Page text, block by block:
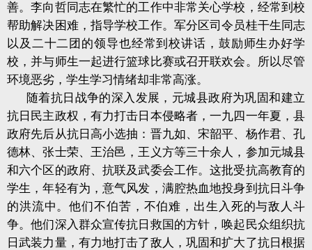
善。李向哲同志在繁忙的工作中非常关心学校，经常到校
帮助解决困难，指导学校工作。军分区司令员桂干生同志
以及二十二团的领导也经常到校讲话，鼓励师生办好学
校，并与师生一起进行篮球比赛或召开联欢会。所以尽管
环境恶劣，学生学习情绪却非常高涨。
随着抗日战争的深入发展，元城县政府为巩固和建立
抗日民主政权，有力打击日本侵略者，一九四一年夏，县
政府先后从抗日高小选抽：晋九如、宋韶平、杨作君、孔
德林、张士荣、王治邑，王义方等三十余人，参加元城县
和六个区的政府、抗联及武委会工作。这批受抗高教育的
学生，年轻有为，意气风发，满腔热血地投身到抗日斗争
的洪流中。他们不伯苦，不伯难，出生入死的与敌人斗
争。他们深入群众宣传抗日救国的方针，唤起民众组织抗
日武装力量，有力地打击了敌人，巩固和扩大了抗日根据